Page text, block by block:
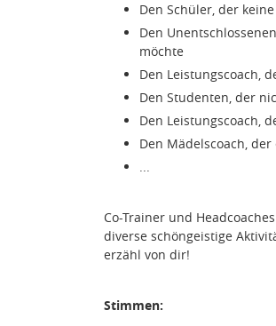
Den Schüler, der
Den
möchte
Den Leistungscoach,
Den Studenten, der
Den Leistungscoach,
Den Mädelscoach,
...
Co-Trainer und
diverse schöngeistige
erzähl von dir!
Stimmen: